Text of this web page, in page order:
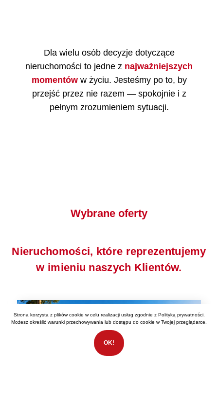
Dla wielu osób decyzje dotyczące
nieruchomości to jedne z najważniejszych
momentów w życiu. Jesteśmy po to, by
przejść przez nie razem — spokojnie i z
pełnym zrozumieniem sytuacji.
Wybrane oferty
Nieruchomości, które reprezentujemy
w imieniu naszych Klientów.
Strona korzysta z plików cookie w celu realizacji usług zgodnie z Polityką prywatności.
Możesz określić warunki przechowywania lub dostępu do cookie w Twojej przeglądarce.
OK!